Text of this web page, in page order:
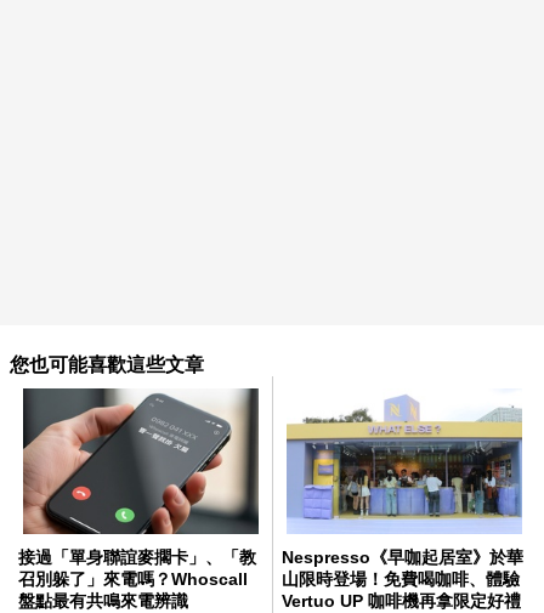
您也可能喜歡這些文章
接過「單身聯誼麥擱卡」、「教
召別躲了」來電嗎？Whoscall
盤點最有共鳴來電辨識
Nespresso《早咖起居室》於華
山限時登場！免費喝咖啡、體驗
Vertuo UP 咖啡機再拿限定好禮